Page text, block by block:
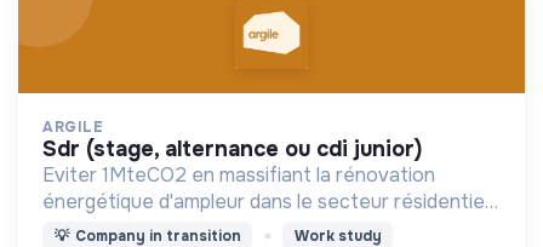
ARGILE
sdr (stage, alternance ou cdi junior)
Eviter 1MteCO2 en massifiant la rénovation
énergétique d'ampleur dans le secteur résidentiel,
grâce à l'IA
💡 Company in transition
Work study